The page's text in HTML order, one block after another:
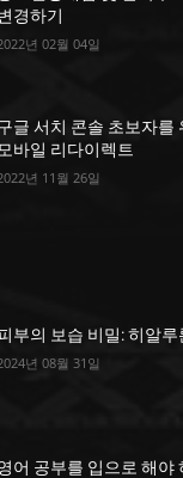
경하기
년 02월 04일
글 서치 콘솔 초보자를
모바일 리다이렉트
년 11월 26일
부의 보습 비밀: 히알루
년 08월 31일
어 공부를 입으로 해야